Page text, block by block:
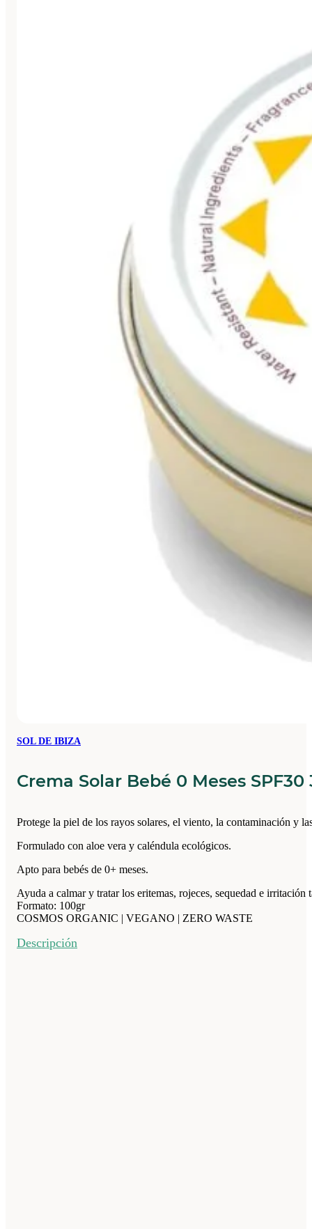
SOL DE IBIZA
Crema Solar Bebé 0 Meses SPF30
Protege la piel de los rayos solares, el viento, la contaminación y
Formulado con aloe vera y caléndula ecológicos.
Apto para bebés de 0+ meses.
Ayuda a calmar y tratar los eritemas, rojeces, sequedad e irritación
Formato: 100gr
COSMOS ORGANIC | VEGANO | ZERO WASTE
Descripción